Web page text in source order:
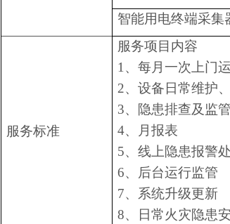
智能用电终端采集
服务标准
服务项目内容
1、 每月一次上门
2、 设备日常维护
3、
隐患排查及监管
4、
月报表
5、 线上隐患报警
6、
后台运行监管
7、
系统升级更新
8、
日常火灾隐患